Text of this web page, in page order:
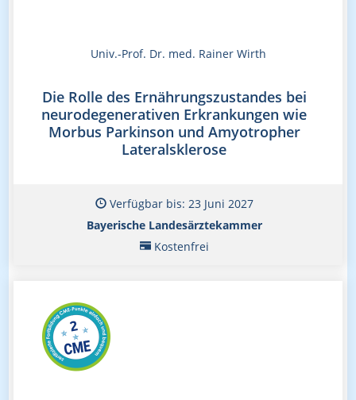
Univ.-Prof. Dr. med. Rainer Wirth
Die Rolle des Ernährungszustandes bei
neurodegenerativen Erkrankungen wie
Morbus Parkinson und Amyotropher
Lateralsklerose
Verfügbar bis: 23 Juni 2027
Bayerische Landesärztekammer
Kostenfrei